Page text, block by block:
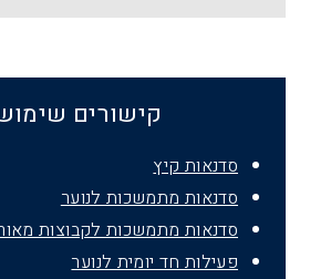
קישורים
סדנאות קיץ
סדנאות מתמשכות לנוער
סדנאות מתמשכות לקבוצות
פעילות חד יומית לנוער